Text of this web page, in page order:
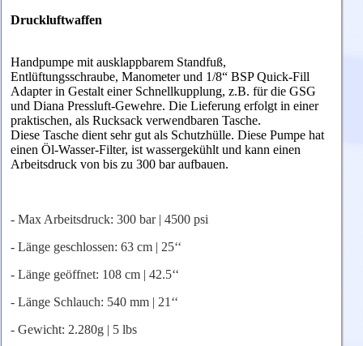
Druckluftwaffen
Handpumpe mit ausklappbarem Standfuß,
Entlüftungsschraube, Manometer und 1/8“ BSP Quick-Fill
Adapter in Gestalt einer Schnellkupplung, z.B. für die GSG
und Diana Pressluft-Gewehre. Die Lieferung erfolgt in einer
praktischen, als Rucksack verwendbaren Tasche.
Diese Tasche dient sehr gut als Schutzhülle. Diese Pumpe hat
einen Öl-Wasser-Filter, ist wassergekühlt und kann einen
Arbeitsdruck von bis zu 300 bar aufbauen.
- Max Arbeitsdruck: 300 bar | 4500 psi
- Länge geschlossen: 63 cm | 25‘‘
- Länge geöffnet: 108 cm | 42.5‘‘
- Länge Schlauch: 540 mm | 21‘‘
- Gewicht: 2.280g | 5 lbs